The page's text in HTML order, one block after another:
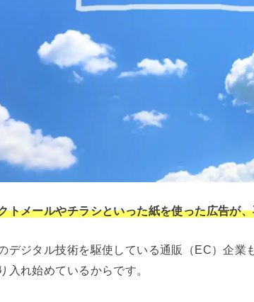
トメールやチラシといった紙を使った広告が
デジタル技術を駆使している通販（EC）企業
入れ始めているからです。